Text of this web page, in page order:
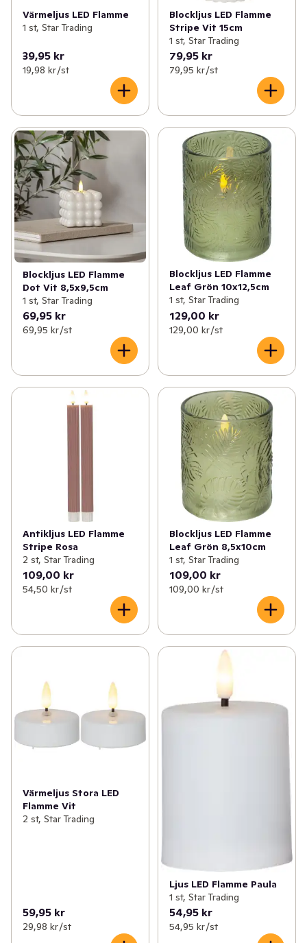
Värmeljus LED Flamme
1 st, Star Trading
39,95 kr
19,98 kr /st
Blockljus LED Flamme
Stripe Vit 15cm
1 st, Star Trading
79,95 kr
79,95 kr /st
Blockljus LED Flamme
Dot Vit 8,5x9,5cm
1 st, Star Trading
69,95 kr
69,95 kr /st
Blockljus LED Flamme
Leaf Grön 10x12,5cm
1 st, Star Trading
129,00 kr
129,00 kr /st
Antikljus LED Flamme
Stripe Rosa
2 st, Star Trading
109,00 kr
54,50 kr /st
Blockljus LED Flamme
Leaf Grön 8,5x10cm
1 st, Star Trading
109,00 kr
109,00 kr /st
Värmeljus Stora LED
Flamme Vit
2 st, Star Trading
59,95 kr
29,98 kr /st
Ljus LED Flamme Paula
1 st, Star Trading
54,95 kr
54,95 kr /st